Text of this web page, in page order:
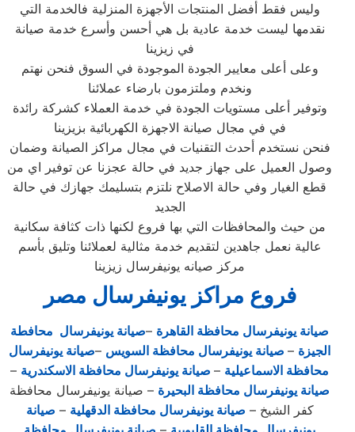
وليس فقط أفضل المنتجات الأجهزة المنزلية فالخدمة التي
نقدمها ليست خدمة عادية بل هي أحسن وأسرع خدمة صيانة
في زيزينا
وعلى أعلى معايير الجودة الموجودة في السوق فنحن نهتم
ونخدم وملتزمون بارضاء عملائنا
وتوفير أعلى مستويات الجودة في خدمة العملاء كشركة رائدة
في في مجال صيانة الاجهزة الكهربائية بزيزينا
فنحن نستخدم أحدث التقنيات في مجال مراكز الصيانة وضمان
وصول العميل على جهاز جديد في حالة عجزنا عن توفير اي من
قطع الغيار وفي حالة الاصلاح نلتزم بتسليمك جهازك في حالة
الجديد
من حيث والمحافظات التي بها فروع لكنها ذات كثافة سكانية
عالية نعمل جاهدين لتقديم خدمة مثالية لعملائنا وتليق بأسم
مركز صيانه يونيفرسال زيزينا
فروع مراكز يونيفرسال مصر
صيانة يونيفرسال محافظة القاهرة –صيانة يونيفرسال محافطة
الجيزة – صيانة يونيفرسال محافظة السويس –صيانة يونيفرسال
محافظة الاسماعيلية – صيانة يونيفرسال محافظة الاسكندرية –
صيانة يونيفرسال محافظة البحيرة – صيانة يونيفرسال محافظة
كفر الشيخ – صيانة يونيفرسال محافظة الدقهلية – صيانة